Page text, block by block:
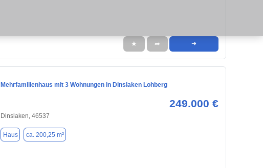
★ ➦ ➜
Mehrfamilienhaus mit 3 Wohnungen in Dinslaken Lohberg
249.000 €
Dinslaken, 46537
Haus ca. 200,25 m²